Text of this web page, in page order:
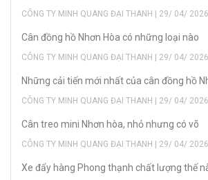
CÔNG TY MINH QUANG ĐẠI THANH | 29/ 04/ 2026
Cân đồng hồ Nhơn Hòa có những loại nào
CÔNG TY MINH QUANG ĐẠI THANH | 29/ 04/ 2026
Những cải tiến mới nhất của cân đồng hồ
CÔNG TY MINH QUANG ĐẠI THANH | 29/ 04/ 2026
Cân treo mini Nhơn hòa, nhỏ nhưng có võ
CÔNG TY MINH QUANG ĐẠI THANH | 29/ 04/ 2026
Xe đẩy hàng Phong thạnh chất lượng thế